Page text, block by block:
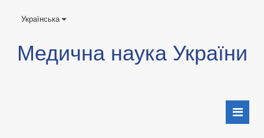
Українська
Медична наука України